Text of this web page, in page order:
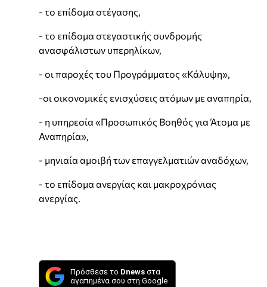
- το επίδομα στέγασης,
- το επίδομα στεγαστικής συνδρομής
ανασφάλιστων υπερηλίκων,
- οι παροχές του Προγράμματος «Κάλυψη»,
-οι οικονομικές ενισχύσεις ατόμων με αναπηρία,
- η υπηρεσία «Προσωπικός Βοηθός για Άτομα με
Αναπηρία»,
- μηνιαία αμοιβή των επαγγελματιών αναδόχων,
- το επίδομα ανεργίας και μακροχρόνιας
ανεργίας.
Πρόσθεσε το Dnews στα
αγαπημένα σου στη Google